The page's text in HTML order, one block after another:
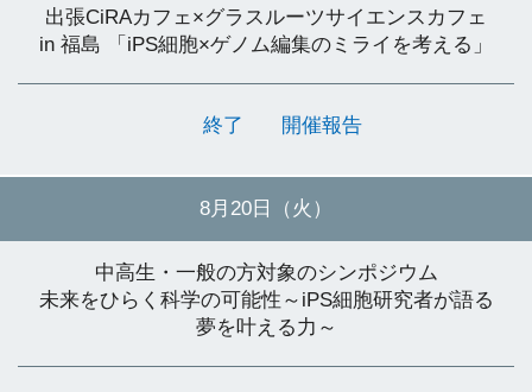
出張CiRAカフェ×グラスルーツサイエンスカフェ
in 福島 「iPS細胞×ゲノム編集のミライを考える」
終了 開催報告
8月20日（火）
中高生・一般の方対象のシンポジウム
未来をひらく科学の可能性 ～iPS細胞研究者が語る
夢を叶える力～